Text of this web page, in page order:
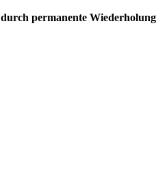
permanente Wiederholung